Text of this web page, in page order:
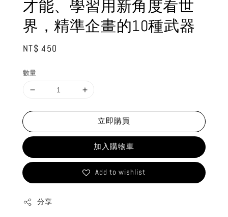
才能、學習用新角度看世
界，精準企畫的10種武器
Regular
NT$ 450
數量
立即購買
加入購物車
Add to wishlist
分享